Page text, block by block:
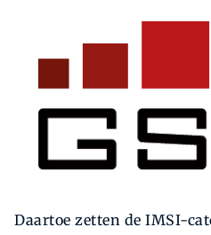
Daartoe zetten de IMSI-